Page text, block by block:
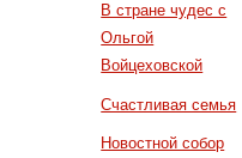
В стране чудес с
Ольгой
Войцеховской
Счастливая семья
Новостной собор